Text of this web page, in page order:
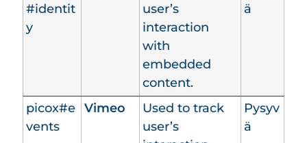
#identit
y
user’s
interaction
with
embedded
content.
ä
picox#e
vents
Vimeo
Used to track
user’s
Pysyv
ä